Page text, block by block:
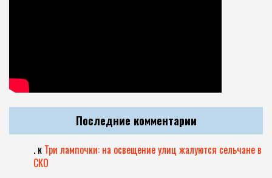
Последние комментарии
. к Три лампочки: на освещение улиц жалуются сельчане в
СКО